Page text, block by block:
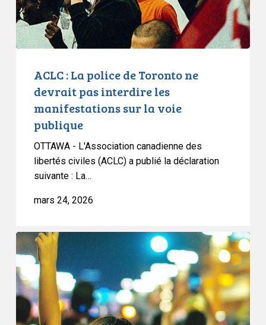
devrait
pas
interdire
publique
ACLC : La police de Toronto ne
devrait pas interdire les
manifestations sur la voie
publique
OTTAWA - L'Association canadienne des
libertés civiles (ACLC) a publié la déclaration
suivante : La…
mars 24, 2026
L’ACLC
réagit
à
l’annonce
par